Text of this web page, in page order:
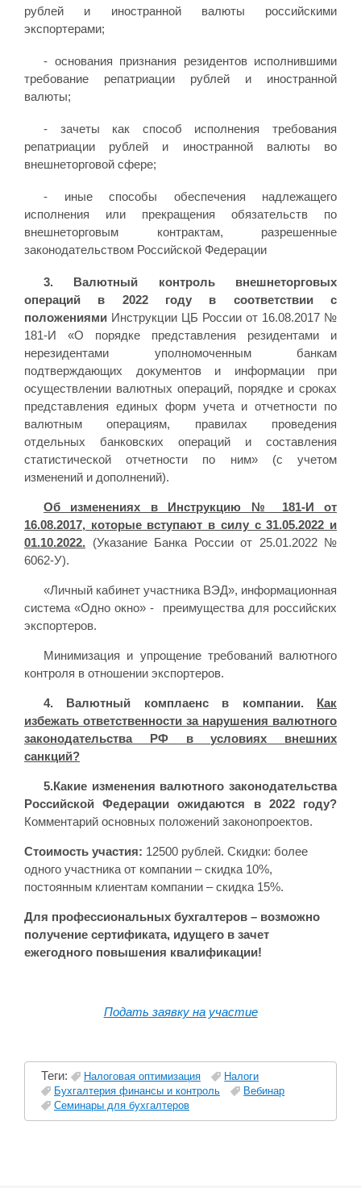
рублей и иностранной валюты российскими
экспортерами;
- основания признания резидентов исполнившими
требование репатриации рублей и иностранной
валюты;
- зачеты как способ исполнения требования
репатриации рублей и иностранной валюты во
внешнеторговой сфере;
- иные способы обеспечения надлежащего
исполнения или прекращения обязательств по
внешнеторговым контрактам, разрешенные
законодательством Российской Федерации
3. Валютный контроль внешнеторговых
операций в 2022 году в соответствии с
положениями Инструкции ЦБ России от 16.08.2017 №
181-И «О порядке представления резидентами и
нерезидентами уполномоченным банкам
подтверждающих документов и информации при
осуществлении валютных операций, порядке и сроках
представления единых форм учета и отчетности по
валютным операциям, правилах проведения
отдельных банковских операций и составления
статистической отчетности по ним» (с учетом
изменений и дополнений).
Об изменениях в Инструкцию № 181-И от
16.08.2017, которые вступают в силу с 31.05.2022 и
01.10.2022. (Указание Банка России от 25.01.2022 №
6062-У).
«Личный кабинет участника ВЭД», информационная
система «Одно окно» - преимущества для российских
экспортеров.
Минимизация и упрощение требований валютного
контроля в отношении экспортеров.
4. Валютный комплаенс в компании.
Как
избежать ответственности за нарушения валютного
законодательства РФ в условиях внешних
санкций?
5.Какие изменения валютного законодательства
Российской Федерации ожидаются в 2022 году?
Комментарий основных положений законопроектов.
Стоимость участия: 12500 рублей. Скидки: более
одного участника от компании – скидка 10%,
постоянным клиентам компании – скидка 15%.
Для профессиональных бухгалтеров – возможно
получение сертификата, идущего в зачет
ежегодного повышения квалификации!
Подать заявку на участие
Теги: Налоговая оптимизация
Налоги
Бухгалтерия финансы и контроль
Вебинар
Семинары для бухгалтеров